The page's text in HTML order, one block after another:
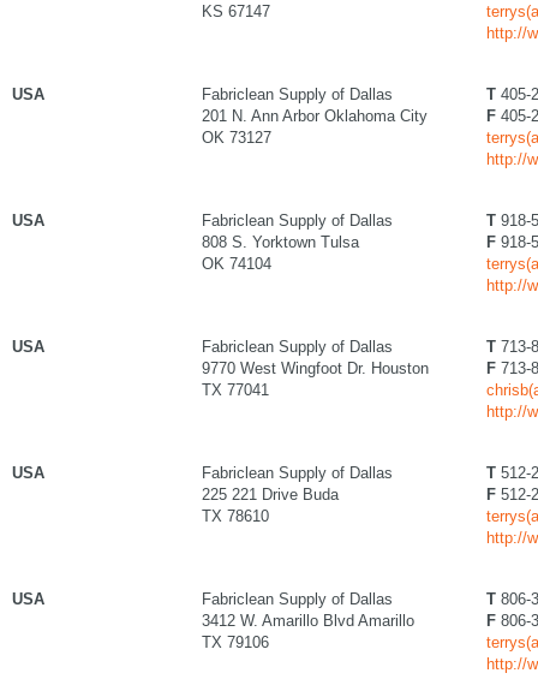
KS 67147
http://
USA
Fabriclean Supply of Dallas
201 N. Ann Arbor Oklahoma City
OK 73127
T 405-
F 405-
http://
USA
Fabriclean Supply of Dallas
808 S. Yorktown Tulsa
OK 74104
T 918-
F 918-
http://
USA
Fabriclean Supply of Dallas
9770 West Wingfoot Dr. Houston
TX 77041
T 713-
F 713-
http://
USA
Fabriclean Supply of Dallas
225 221 Drive Buda
TX 78610
T 512-
F 512-
http://
USA
Fabriclean Supply of Dallas
3412 W. Amarillo Blvd Amarillo
TX 79106
T 806-
F 806-
http://